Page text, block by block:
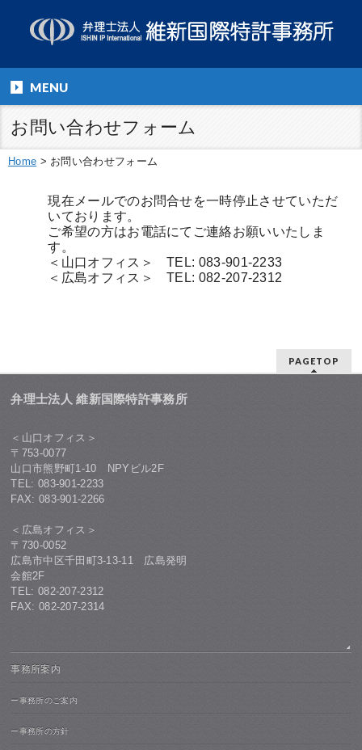
MENU
お問い合わせフォーム
Home > お問い合わせフォーム
現在メールでのお問合せを一時停止させていただ
いております。
ご希望の方はお電話にてご連絡お願いいたしま
す。
＜山口オフィス＞ TEL: 083-901-2233
＜広島オフィス＞ TEL: 082-207-2312
PAGETOP
弁理士法人 維新国際特許事務所
＜山口オフィス＞
〒753-0077
山口市熊野町1-10 NPYビル2F
TEL: 083-901-2233
FAX: 083-901-2266
＜広島オフィス＞
〒730-0052
広島市中区千田町3-13-11 広島発明
会館2F
TEL: 082-207-2312
FAX: 082-207-2314
事務所案内
ー事務所のご案内
ー事務所の方針